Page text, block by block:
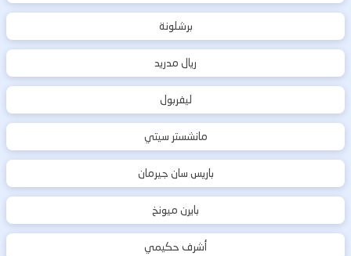
برشلونة
ريال مدريد
ليفربول
مانشستر سيتي
باريس سان جيرمان
بايرن ميونخ
أشرف حكيمي